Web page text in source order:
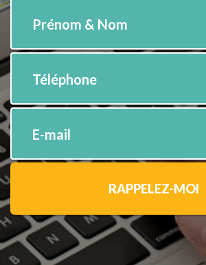
Prénom & Nom
Téléphone
E-mail
RAPPELEZ-MOI